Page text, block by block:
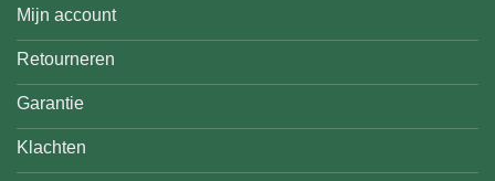
Mijn account
Retourneren
Garantie
Klachten